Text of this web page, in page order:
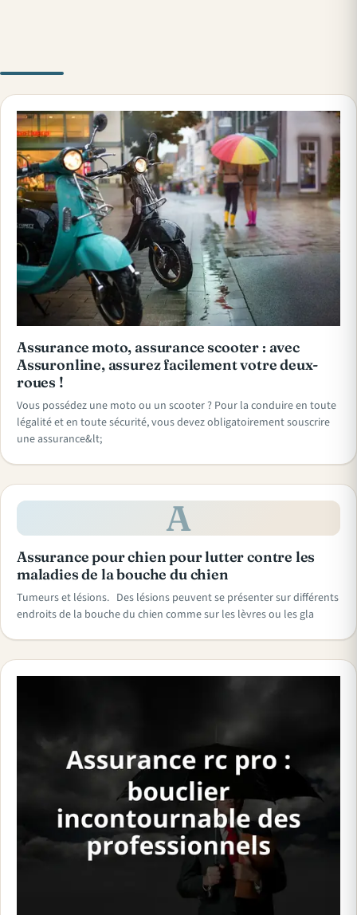
Assurance moto, assurance scooter : avec
Assuronline, assurez facilement votre deux-
roues !
Vous possédez une moto ou un scooter ? Pour la conduire en toute
légalité et en toute sécurité, vous devez obligatoirement souscrire
une assurance&lt;
A
Assurance pour chien pour lutter contre les
maladies de la bouche du chien
Tumeurs et lésions. Des lésions peuvent se présenter sur différents
endroits de la bouche du chien comme sur les lèvres ou les gla